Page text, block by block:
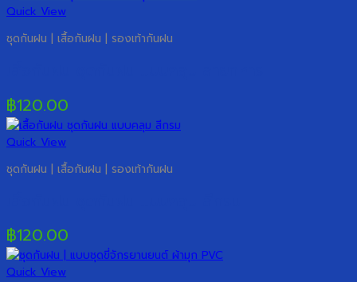
Quick View
ชุดกันฝน | เสื้อกันฝน | รองเท้ากันฝน
฿120.00
Quick View
ชุดกันฝน | เสื้อกันฝน | รองเท้ากันฝน
฿120.00
Quick View